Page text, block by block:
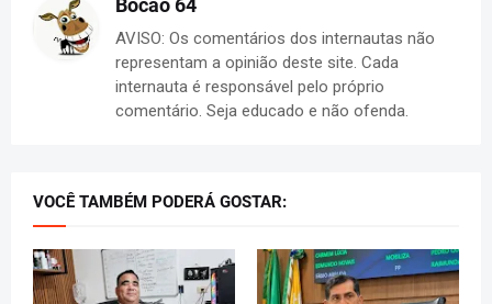
Bocão 64
AVISO: Os comentários dos internautas não
representam a opinião deste site. Cada
internauta é responsável pelo próprio
comentário. Seja educado e não ofenda.
VOCÊ TAMBÉM PODERÁ GOSTAR: